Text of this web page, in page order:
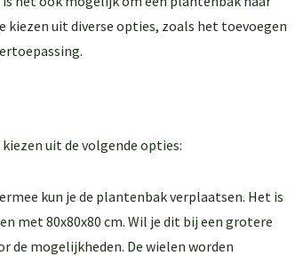
uit diverse opties, zoals het toevoegen
uit de volgende opties:
kun je de plantenbak verplaatsen. Het is
met 80x80x80 cm. Wil je dit bij een grotere
de mogelijkheden. De wielen worden